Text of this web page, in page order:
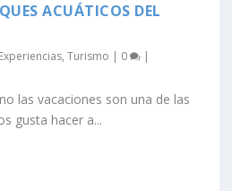
ACUÁTICOS DEL
Experiencias,Turismo | 0 |
las vacaciones son una de las
gusta hacer a...